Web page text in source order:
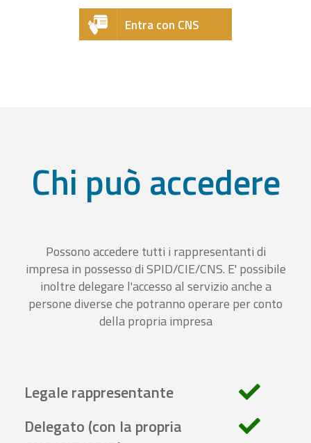
Entra con CNS
Chi può accedere
Possono accedere tutti i rappresentanti di
impresa in possesso di SPID/CIE/CNS. E' possibile
inoltre delegare l'accesso al servizio anche a
persone diverse che potranno operare per conto
della propria impresa
Legale rappresentante
Delegato (con la propria